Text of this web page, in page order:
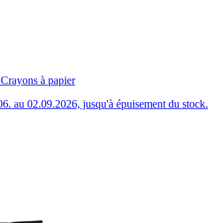
à papier
au 02.09.2026, jusqu'à épuisement du stock.